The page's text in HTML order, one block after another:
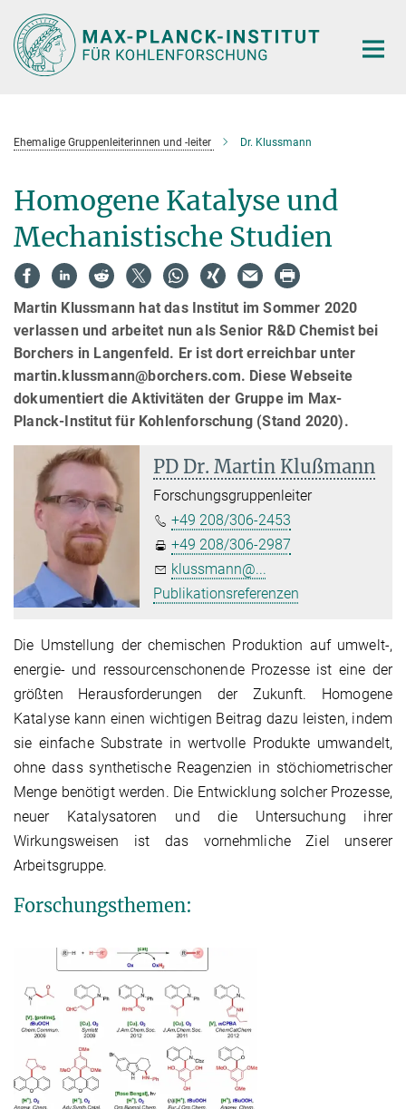
Hauptinhalt
Ehemalige Gruppenleiterinnen und -leiter Dr. Klussmann
Homogene Katalyse und
Mechanistische Studien
Martin Klussmann hat das Institut im Sommer 2020
verlassen und arbeitet nun als Senior R&D Chemist bei
Borchers in Langenfeld. Er ist dort erreichbar unter
martin.klussmann@borchers.com. Diese Webseite
dokumentiert die Aktivitäten der Gruppe im Max-
Planck-Institut für Kohlenforschung (Stand 2020).
PD Dr. Martin Klußmann
Forschungsgruppenleiter
+49 208/306-2453
+49 208/306-2987
klussmann@...
Publikationsreferenzen
Die Umstellung der chemischen Produktion auf umwelt-,
energie- und ressourcenschonende Prozesse ist eine der
größten Herausforderungen der Zukunft. Homogene
Katalyse kann einen wichtigen Beitrag dazu leisten, indem
sie einfache Substrate in wertvolle Produkte umwandelt,
ohne dass synthetische Reagenzien in stöchiometrischer
Menge benötigt werden. Die Entwicklung solcher Prozesse,
neuer Katalysatoren und die Untersuchung ihrer
Wirkungsweisen ist das vornehmliche Ziel unserer
Arbeitsgruppe.
Forschungsthemen: